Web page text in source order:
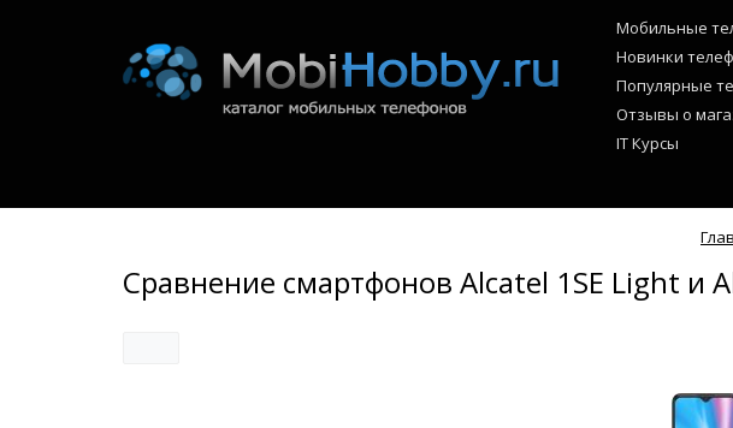
Мобильные
Новинки
Популярные
Отзывы о
IT Курсы
Сравнение смартфонов Alcatel 1SE Light и